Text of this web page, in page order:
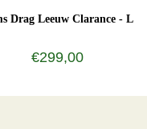
Drag Leeuw Clarance - L
€299,00